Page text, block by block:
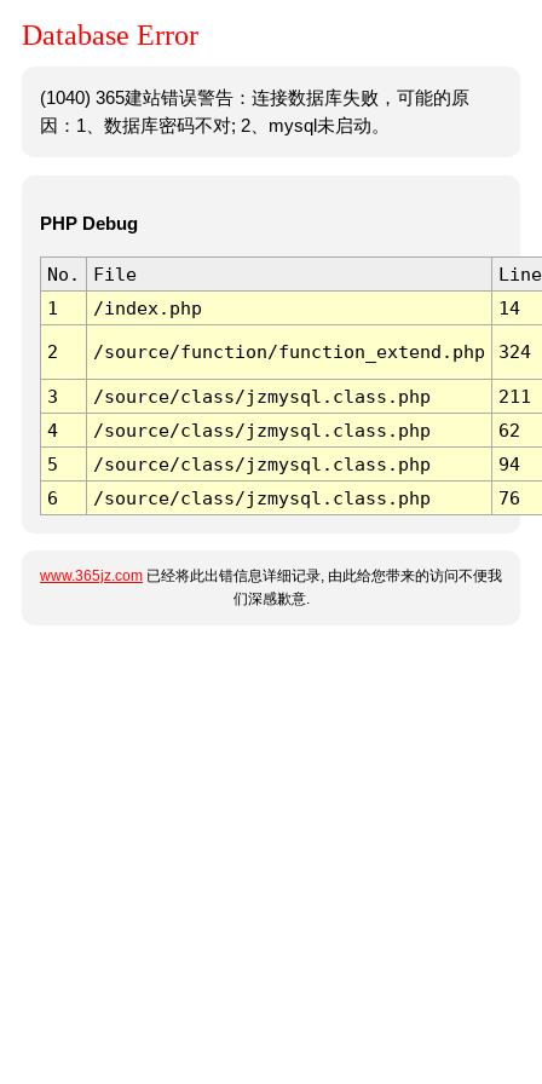
Database Error
(1040) 365建站错误警告：连接数据库失败，可能的原
因：1、数据库密码不对; 2、mysql未启动。
PHP Debug
No. File
Line
1
/index.php 14
2 /source/function/function_extend.php 324
3 /source/class/jzmysql.class.php
211
4
/source/class/jzmysql.class.php
62
5
/source/class/jzmysql.class.php
94
6
/source/class/jzmysql.class.php 76
www.365jz.com 已经将此出错信息详细记录, 由此给您带来的访问不便我
们深感歉意.